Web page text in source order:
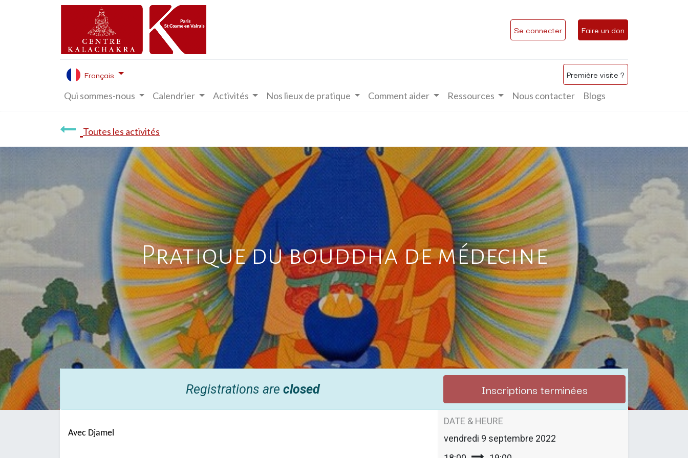
Se connecter Faire un don
Français Première visite ?
Qui sommes-nous Calendrier Activités Nos lieux de pratique Comment aider Ressources Nous contacter Blogs
Toutes les activités
Pratique du bouddha de médecine
Registrations are closed Inscriptions terminées
Avec Djamel
DATE & HEURE
vendredi 9 septembre 2022